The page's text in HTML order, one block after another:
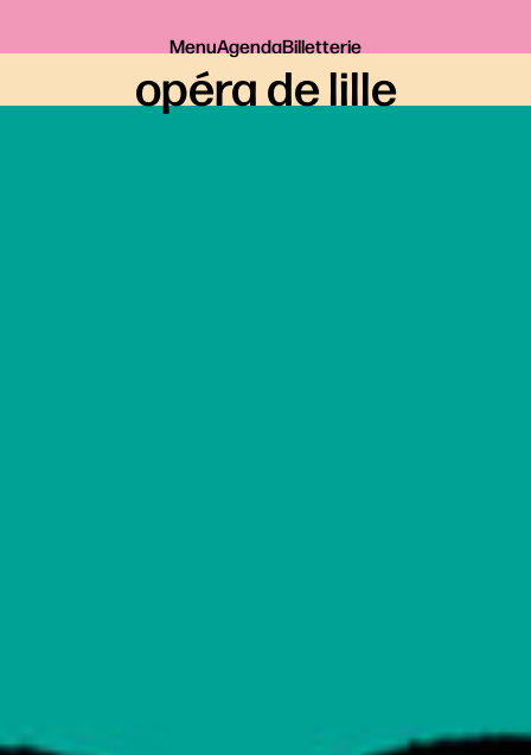
MenuAgendaBilletterie
opéra de lille